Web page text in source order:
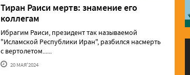
Тиран Раиси мертв: знамение его
коллегам
Ибрагим Раиси, президент так называемой
"Исламской Республики Иран", разбился насмерть
с вертолетом......
20 МАЯ'2024